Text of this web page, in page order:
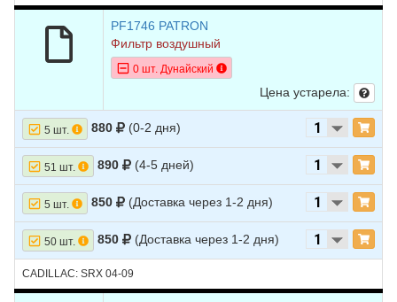
PF1746 PATRON
Фильтр воздушный
0 шт. Дунайский
Цена устарела:
5 шт. 880 (0-2 дня)
51 шт. 890 (4-5 дней)
5 шт. 850 (Доставка через 1-2 дня)
50 шт. 850 (Доставка через 1-2 дня)
CADILLAC: SRX 04-09